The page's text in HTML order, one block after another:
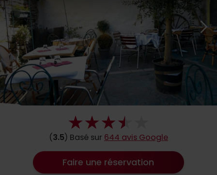
(3.5) Basé sur 644 avis Google
Faire une réservation